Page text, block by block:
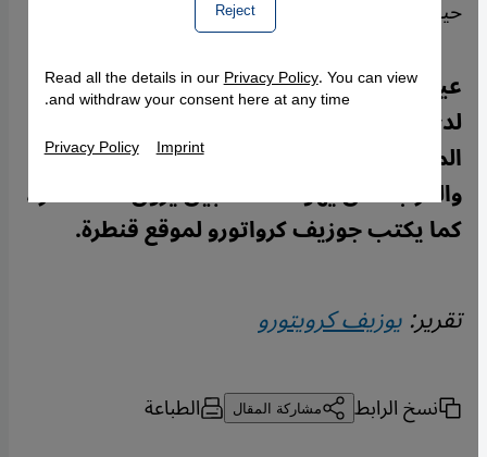
حيفا.
عيد الميلاد هو عيد مسيحي يحظى بشعبية
لدى الإسرائيليين العلمانيين. وأجواء "عيد
الميلاد" تشجع على التقارب بين اليهود
والعرب. لكن يهوداً متعصبين يرون ذلك خطرا،
كما يكتب جوزيف كرواتورو لموقع قنطرة.
تقرير:يوزيف كرويتورو
نسخ الرابط مشاركة المقال الطباعة
Reject
Read all the details in ourPrivacy Policy. You can view
and withdraw your consent here at any time.
Privacy Policy Imprint